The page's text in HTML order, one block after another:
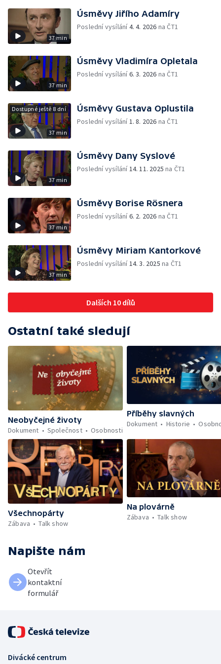
37 min
Úsměvy Jiřího Adamíry
Poslední vysílání4. 4. 2026 na ČT1
37 min
Úsměvy Vladimíra Opletala
Poslední vysílání6. 3. 2026 na ČT1
Dostupné ještě 8 dní
37 min
Úsměvy Gustava Oplustila
Poslední vysílání1. 8. 2026 na ČT1
37 min
Úsměvy Dany Syslové
Poslední vysílání14. 11. 2025 na ČT1
37 min
Úsměvy Borise Rösnera
Poslední vysílání6. 2. 2026 na ČT1
37 min
Úsměvy Miriam Kantorkové
Poslední vysílání14. 3. 2025 na ČT1
Dalších 10 dílů
Ostatní také sledují
Neobyčejné životy
Dokument
Společnost Osobnosti
Příběhy slavných
Dokument
Historie
Všechnopárty
Zábava
Talk show
Na plovárně
Zábava
Talk show
Napište nám
Otevřít
kontaktní
formulář
Divácké centrum